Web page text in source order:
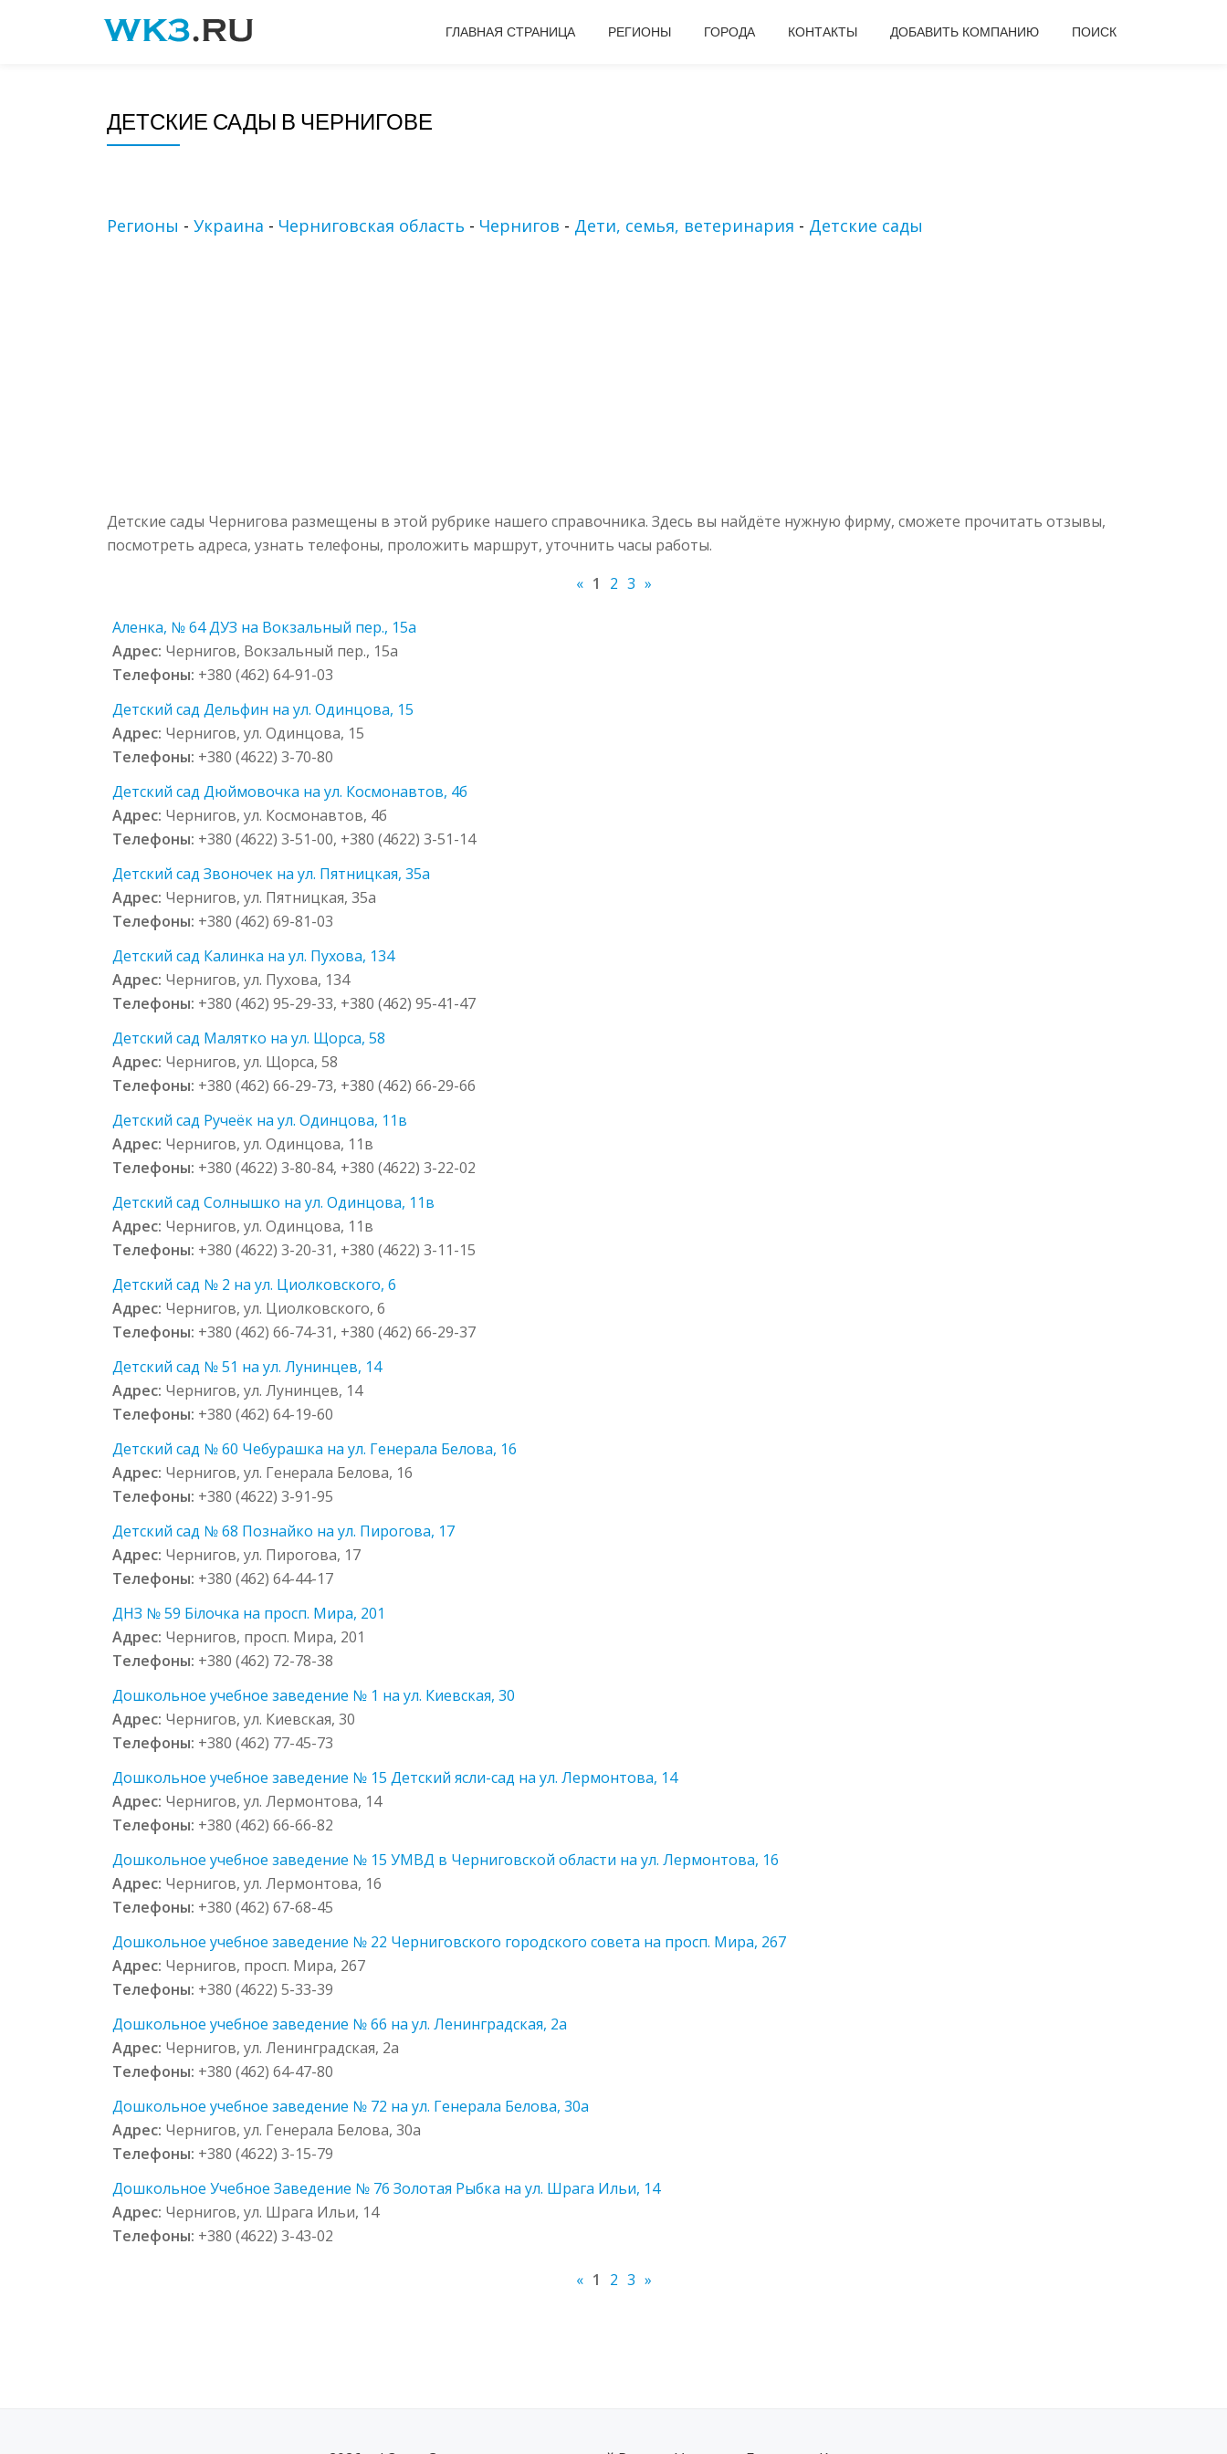
ГЛАВНАЯ СТРАНИЦА РЕГИОНЫ ГОРОДА КОНТАКТЫ ДОБАВИТЬ КОМПАНИЮ ПОИСК
ДЕТСКИЕ САДЫ В ЧЕРНИГОВЕ
Регионы - Украина - Черниговская область - Чернигов - Дети, семья, ветеринария - Детские сады
Детские сады Чернигова размещены в этой рубрике нашего справочника. Здесь вы найдёте нужную фирму, сможете прочитать отзывы,
посмотреть адреса, узнать телефоны, проложить маршрут, уточнить часы работы.
« 1 2 3 »
Аленка, № 64 ДУЗ на Вокзальный пер., 15а
Адрес: Чернигов, Вокзальный пер., 15а
Телефоны: +380 (462) 64-91-03
Детский сад Дельфин на ул. Одинцова, 15
Адрес: Чернигов, ул. Одинцова, 15
Телефоны: +380 (4622) 3-70-80
Детский сад Дюймовочка на ул. Космонавтов, 4б
Адрес: Чернигов, ул. Космонавтов, 4б
Телефоны: +380 (4622) 3-51-00, +380 (4622) 3-51-14
Детский сад Звоночек на ул. Пятницкая, 35а
Адрес: Чернигов, ул. Пятницкая, 35а
Телефоны: +380 (462) 69-81-03
Детский сад Калинка на ул. Пухова, 134
Адрес: Чернигов, ул. Пухова, 134
Телефоны: +380 (462) 95-29-33, +380 (462) 95-41-47
Детский сад Малятко на ул. Щорса, 58
Адрес: Чернигов, ул. Щорса, 58
Телефоны: +380 (462) 66-29-73, +380 (462) 66-29-66
Детский сад Ручеёк на ул. Одинцова, 11в
Адрес: Чернигов, ул. Одинцова, 11в
Телефоны: +380 (4622) 3-80-84, +380 (4622) 3-22-02
Детский сад Солнышко на ул. Одинцова, 11в
Адрес: Чернигов, ул. Одинцова, 11в
Телефоны: +380 (4622) 3-20-31, +380 (4622) 3-11-15
Детский сад № 2 на ул. Циолковского, 6
Адрес: Чернигов, ул. Циолковского, 6
Телефоны: +380 (462) 66-74-31, +380 (462) 66-29-37
Детский сад № 51 на ул. Лунинцев, 14
Адрес: Чернигов, ул. Лунинцев, 14
Телефоны: +380 (462) 64-19-60
Детский сад № 60 Чебурашка на ул. Генерала Белова, 16
Адрес: Чернигов, ул. Генерала Белова, 16
Телефоны: +380 (4622) 3-91-95
Детский сад № 68 Познайко на ул. Пирогова, 17
Адрес: Чернигов, ул. Пирогова, 17
Телефоны: +380 (462) 64-44-17
ДНЗ № 59 Білочка на просп. Мира, 201
Адрес: Чернигов, просп. Мира, 201
Телефоны: +380 (462) 72-78-38
Дошкольное учебное заведение № 1 на ул. Киевская, 30
Адрес: Чернигов, ул. Киевская, 30
Телефоны: +380 (462) 77-45-73
Дошкольное учебное заведение № 15 Детский ясли-сад на ул. Лермонтова, 14
Адрес: Чернигов, ул. Лермонтова, 14
Телефоны: +380 (462) 66-66-82
Дошкольное учебное заведение № 15 УМВД в Черниговской области на ул. Лермонтова, 16
Адрес: Чернигов, ул. Лермонтова, 16
Телефоны: +380 (462) 67-68-45
Дошкольное учебное заведение № 22 Черниговского городского совета на просп. Мира, 267
Адрес: Чернигов, просп. Мира, 267
Телефоны: +380 (4622) 5-33-39
Дошкольное учебное заведение № 66 на ул. Ленинградская, 2а
Адрес: Чернигов, ул. Ленинградская, 2а
Телефоны: +380 (462) 64-47-80
Дошкольное учебное заведение № 72 на ул. Генерала Белова, 30а
Адрес: Чернигов, ул. Генерала Белова, 30а
Телефоны: +380 (4622) 3-15-79
Дошкольное Учебное Заведение № 76 Золотая Рыбка на ул. Шрага Ильи, 14
Адрес: Чернигов, ул. Шрага Ильи, 14
Телефоны: +380 (4622) 3-43-02
« 1 2 3 »